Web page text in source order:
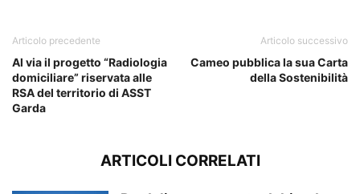
Articolo precedente
Al via il progetto “Radiologia
domiciliare” riservata alle
RSA del territorio di ASST
Garda
Articolo successivo
Cameo pubblica la sua Carta
della Sostenibilità
ARTICOLI CORRELATI